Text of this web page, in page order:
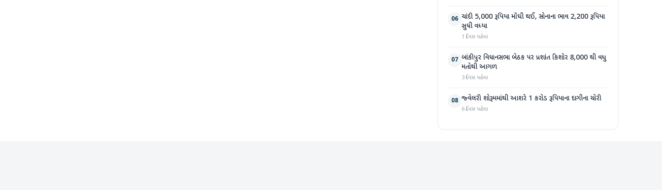
06 ચાંદી 5,000 રૂપિયા મોંઘી થઈ, સોનાના ભાવ 2,200 રૂપિયા
સુધી વધ્યા
1 દિવસ પહેલા
07 બાંકીપુર વિધાનસભા બેઠક પર પ્રશાંત કિશોર 8,000 થી વધુ
મતોથી આગળ
3 દિવસ પહેલા
08 જ્વેલરી શોરૂમમાંથી આશરે 1 કરોડ રૂપિયાના દાગીના ચોરી
6 દિવસ પહેલા